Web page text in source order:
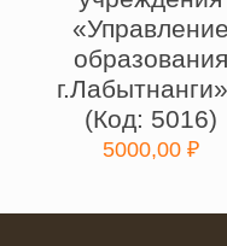
«Управление
образования
(Код: 5016)
5000,00 ₽